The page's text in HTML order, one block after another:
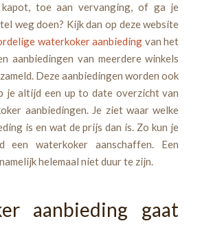
toe aan vervanging, of ga je
weg doen? Kijk dan op deze website
waterkoker aanbieding van het
aanbiedingen van meerdere winkels
Deze aanbiedingen worden ook
je altijd een up to date overzicht van
aanbiedingen. Je ziet waar welke
is en wat de prijs dan is. Zo kun je
een waterkoker aanschaffen. Een
helemaal niet duur te zijn.
aanbieding gaat